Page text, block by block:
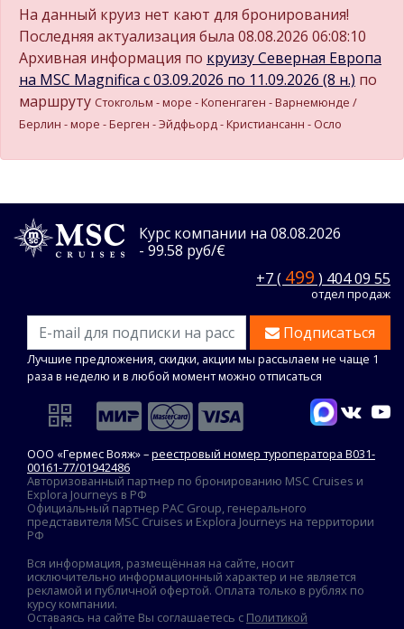
На данный круиз нет кают для бронирования!
Последняя актуализация была 08.08.2026 06:08:10
Архивная информация по круизу Северная Европа
на MSC Magnifica c 03.09.2026 по 11.09.2026 (8 н.) по
маршруту Стокгольм - море - Копенгаген - Варнемюнде /
Берлин - море - Берген - Эйдфьорд - Кристиансанн - Осло
Курс компании на 08.08.2026
- 99.58 руб/€
+7 ( 499 ) 404 09 55
отдел продаж
Подписаться
Лучшие предложения, скидки, акции мы рассылаем не чаще 1
раза в неделю и в любой момент можно отписаться
ООО «Гермес Вояж» –реестровый номер туроператора В031-
00161-77/01942486
Авторизованный партнер по бронированию MSC Cruises и
Explora Journeys в РФ
Официальный партнер PAC Group, генерального
представителя MSC Cruises и Explora Journeys на территории
РФ
Вся информация, размещённая на сайте, носит
исключительно информационный характер и не является
рекламой и публичной офертой. Оплата только в рублях по
курсу компании.
Оставаясь на сайте Вы соглашаетесь с Политикой